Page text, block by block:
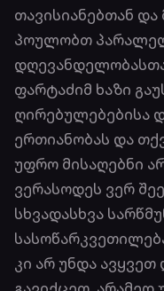
თავისიანებთან და
პოულობთ
ფარტაძიმ ხაზი
ღირებულებებისა
ერთიანობას და
უფრო მისაღებნი
ვერასოდეს ვერ
სხვადასხვა
კი არ უნდა